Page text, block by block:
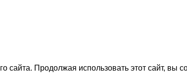
Продолжая использовать этот сайт, вы